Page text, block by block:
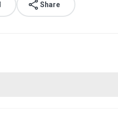
Share